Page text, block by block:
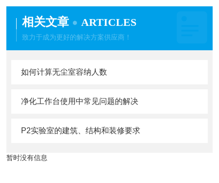
相关文章 ARTICLES
致力于成为更好的解决方案供应商！
如何计算无尘室容纳人数
净化工作台使用中常见问题的解决
P2实验室的建筑、结构和装修要求
暂时没有信息